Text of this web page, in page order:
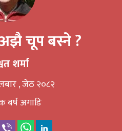
अझै चूप बस्ने ?
शर्मा
, जेठ २०८२
बर्ष अगाडि